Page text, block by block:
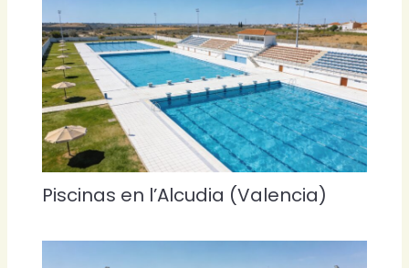
Piscinas en l’Alcudia (Valencia)